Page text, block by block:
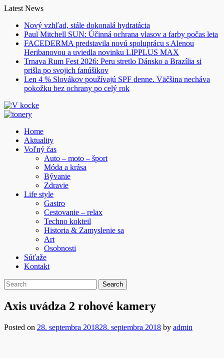
Skip
content
Latest News
Nový vzhľad, stále dokonalá hydratácia
Paul Mitchell SUN: Účinná ochrana vlasov a farby počas leta
FACEDERMA predstavila novú spoluprácu s Alenou
Heribanovou a uviedla novinku LIPPLUS MAX
Trnava Rum Fest 2026: Peru stretlo Dánsko a Brazília si
prišla po svojich fanúšikov
Len 4 % Slovákov používajú SPF denne. Väčšina necháva
pokožku bez ochrany po celý rok
Home
Aktuality
Voľný čas
Auto – moto – šport
Móda a krása
Bývanie
Zdravie
Life style
Gastro
Cestovanie – relax
Techno kokteil
Historia & Zamyslenie sa
Art
Osobnosti
Súťaže
Kontakt
Axis uvádza 2 rohové kamery
Posted on 28. septembra 201828. septembra 2018 by admin